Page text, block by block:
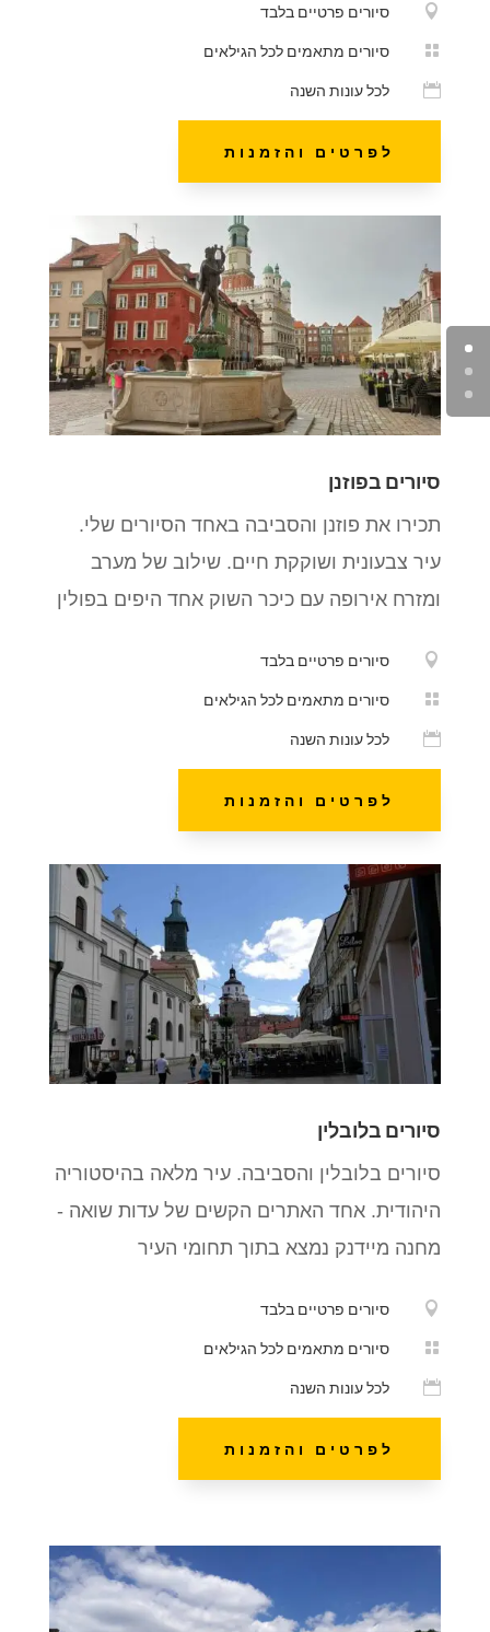
 סיורים פרטיים בלבד
 סיורים מתאמים לכל הגילאים
 לכל עונות השנה
לפרטים והזמנות
סיורים בפוזנן
תכירו את פוזנן והסביבה באחד הסיורים שלי.
עיר צבעונית ושוקקת חיים. שילוב של מערב
ומזרח אירופה עם כיכר השוק אחד היפים בפולין
 סיורים פרטיים בלבד
 סיורים מתאמים לכל הגילאים
 לכל עונות השנה
לפרטים והזמנות
סיורים בלובלין
סיורים בלובלין והסביבה. עיר מלאה בהיסטוריה
היהודית. אחד האתרים הקשים של עדות שואה -
מחנה מיידנק נמצא בתוך תחומי העיר
 סיורים פרטיים בלבד
 סיורים מתאמים לכל הגילאים
 לכל עונות השנה
לפרטים והזמנות